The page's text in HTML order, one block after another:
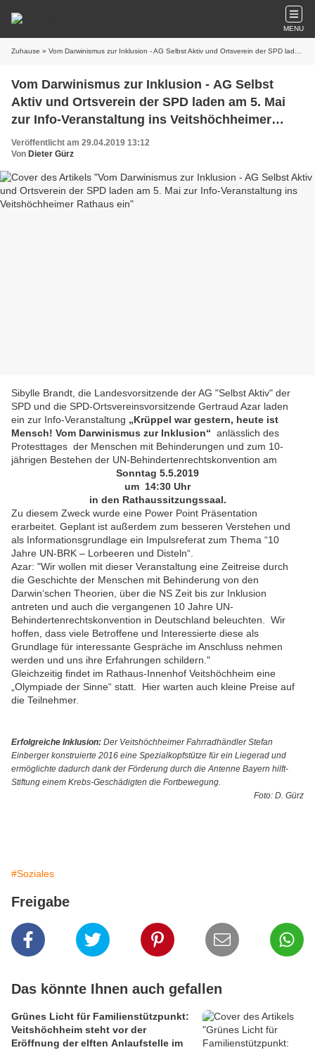
MENU
Zuhause » Vom Darwinismus zur Inklusion - AG Selbst Aktiv und Ortsverein der SPD laden am 5. Mai zur Info-Veranstaltung ins Veitshöchheimer Rathaus ein
Vom Darwinismus zur Inklusion - AG Selbst
Aktiv und Ortsverein der SPD laden am 5. Mai
zur Info-Veranstaltung ins Veitshöchheimer
Rathaus ein
Veröffentlicht am 29.04.2019 13:12
Von Dieter Gürz
Sibylle Brandt, die Landesvorsitzende der AG "Selbst Aktiv" der
SPD und die SPD-Ortsvereinsvorsitzende Gertraud Azar laden
ein zur Info-Veranstaltung „Krüppel war gestern, heute ist
Mensch! Vom Darwinismus zur Inklusion“ anlässlich des
Protesttages der Menschen mit Behinderungen und zum 10-
jährigen Bestehen der UN-Behindertenrechtskonvention am
Sonntag 5.5.2019
um 14:30 Uhr
in den Rathaussitzungssaal.
Zu diesem Zweck wurde eine Power Point Präsentation
erarbeitet. Geplant ist außerdem zum besseren Verstehen und
als Informationsgrundlage ein Impulsreferat zum Thema “10
Jahre UN-BRK – Lorbeeren und Disteln“.
Azar: "Wir wollen mit dieser Veranstaltung eine Zeitreise durch
die Geschichte der Menschen mit Behinderung von den
Darwin‘schen Theorien, über die NS Zeit bis zur Inklusion
antreten und auch die vergangenen 10 Jahre UN-
Behindertenrechtskonvention in Deutschland beleuchten. Wir
hoffen, dass viele Betroffene und Interessierte diese als
Grundlage für interessante Gespräche im Anschluss nehmen
werden und uns ihre Erfahrungen schildern."
Gleichzeitig findet im Rathaus-Innenhof Veitshöchheim eine
„Olympiade der Sinne“ statt. Hier warten auch kleine Preise auf
die Teilnehmer.
Erfolgreiche Inklusion: Der Veitshöchheimer Fahrradhändler Stefan
Einberger konstruierte 2016 eine Spezialkopfstütze für ein Liegerad und
ermöglichte dadurch dank der Förderung durch die Antenne Bayern hilft-
Stiftung einem Krebs-Geschädigten die Fortbewegung.
Foto: D. Gürz
#Soziales
Freigabe
Das könnte Ihnen auch gefallen
Grünes Licht für Familienstützpunkt:
Veitshöchheim steht vor der
Eröffnung der elften Anlaufstelle im